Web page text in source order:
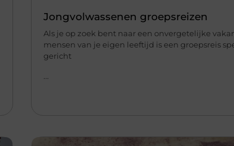
Jongvolwassenen groepsreizen
Als je op zoek bent naar een onvergetelijke
mensen van je eigen leeftijd is een groepsreis
gericht